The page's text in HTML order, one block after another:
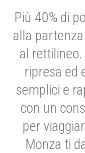
Più 40% di
alla
al rettilineo.
ripresa ed
semplici e
con un
per
Monza ti